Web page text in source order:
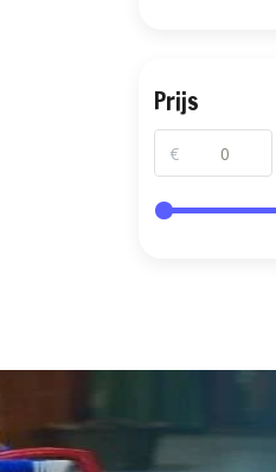
Prijs
€